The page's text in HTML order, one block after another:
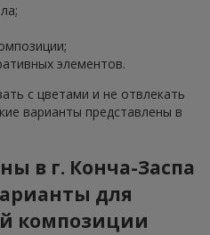
элементов.
с цветами и не отвлекать
варианты представлены в
в г. Конча-Заспа
для
композиции